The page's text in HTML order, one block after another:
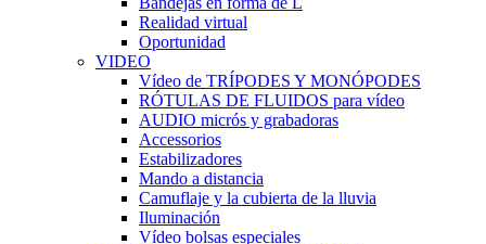
Realidad virtual
Oportunidad
VIDEO
Vídeo de TRÍPODES Y MONÓPODES
RÓTULAS DE FLUIDOS para vídeo
AUDIO micrós y grabadoras
Accessorios
Estabilizadores
Mando a distancia
Camuflaje y la cubierta de la lluvia
Iluminación
Vídeo bolsas especiales